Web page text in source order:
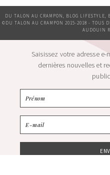
DU TALON AU CRAMPON, BLOG LIFESTYLE,
©DU TALON AU CRAMPON 2015-2018 - TOUS
AUDOUIN
Saisissez votre adresse
dernières nouvelles et